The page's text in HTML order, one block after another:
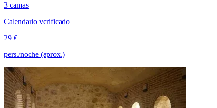
3 camas
Calendario verificado
29 €
pers./noche (aprox.)